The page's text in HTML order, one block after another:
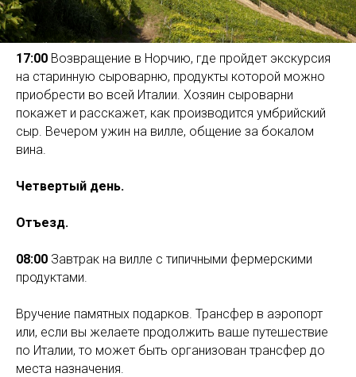
17:00 Возвращение в Норчию, где пройдет экскурсия
на старинную сыроварню, продукты которой можно
приобрести во всей Италии. Хозяин сыроварни
покажет и расскажет, как производится умбрийский
сыр. Вечером ужин на вилле, общение за бокалом
вина.
Четвертый день.
Отъезд.
08:00 Завтрак на вилле с типичными фермерскими
продуктами.
Вручение памятных подарков. Трансфер в аэропорт
или, если вы желаете продолжить ваше путешествие
по Италии, то может быть организован трансфер до
места назначения.